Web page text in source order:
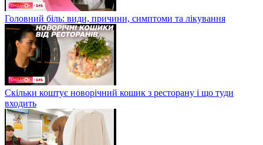
Головний біль: види, причини, симптоми та лікування
Скільки коштує новорічний кошик з ресторану і що туди
входить